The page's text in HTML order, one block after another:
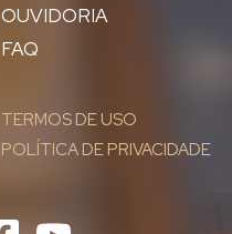
OUVIDORIA
FAQ
TERMOS DE USO
POLÍTICA DE PRIVACIDADE